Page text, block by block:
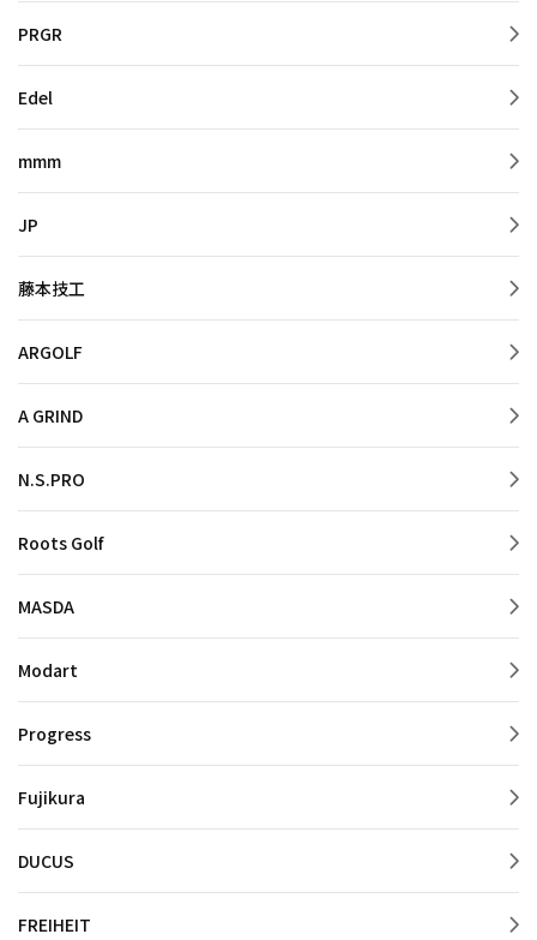
PRGR
Edel
mmm
JP
藤本技工
ARGOLF
A GRIND
N.S.PRO
Roots Golf
MASDA
Modart
Progress
Fujikura
DUCUS
FREIHEIT